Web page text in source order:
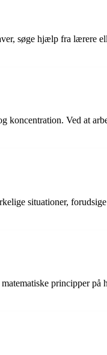
søge hjælp fra lærere
Ved at
situationer,
principper